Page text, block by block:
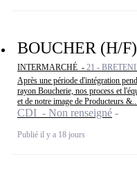
BOUCHER (H/F)
INTERMARCHÉ - 21 -
Après une période d'intégration
rayon Boucherie, nos process et
et de notre image de Producteurs &...
CDI - Non renseigné
Publié il y a 18 jours